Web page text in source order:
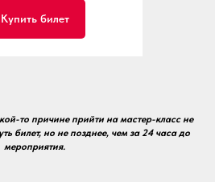
Купить билет
то причине прийти на мастер-класс не
билет, но не позднее, чем за 24 часа до
мероприятия.